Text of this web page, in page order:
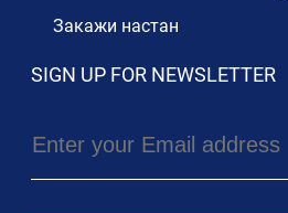
Закажи настан
SIGN UP FOR NEWSLETTER